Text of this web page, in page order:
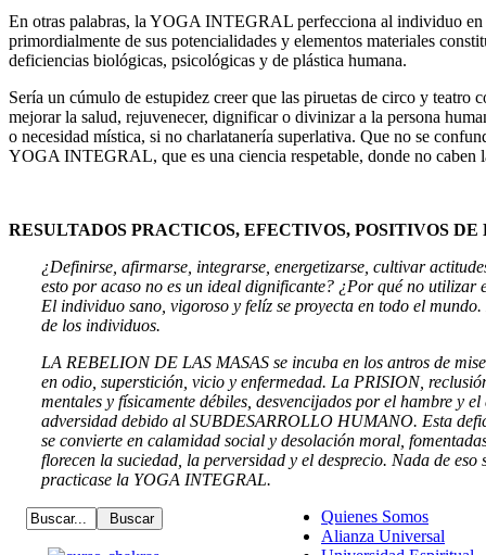
En otras palabras, la YOGA INTEGRAL perfecciona al individuo en
primordialmente de sus potencialidades y elementos materiales
deficiencias biológicas, psicológicas y de plástica humana.
Sería un cúmulo de estupidez creer que las piruetas de circo y teatro
mejorar la salud, rejuvenecer, dignificar o divinizar a la persona
o necesidad mística, si no charlatanería superlativa. Que no se
YOGA INTEGRAL, que es una ciencia respetable, donde no caben
RESULTADOS PRACTICOS, EFECTIVOS, POSITIVOS
¿Definirse, afirmarse, integrarse, energetizarse, cultivar
esto por acaso no es un ideal dignificante? ¿Por qué no utilizar
El individuo sano, vigoroso y felíz se proyecta en todo el
de los individuos.
LA REBELION DE LAS MASAS se incuba en los antros de
en odio, superstición, vicio y enfermedad. La PRISION,
mentales y físicamente débiles, desvencijados por el hambre y
adversidad debido al SUBDESARROLLO HUMANO. Esta
se convierte en calamidad social y desolación moral,
florecen la suciedad, la perversidad y el desprecio. Nada de eso
practicase la YOGA INTEGRAL.
Quienes Somos
Alianza Universal